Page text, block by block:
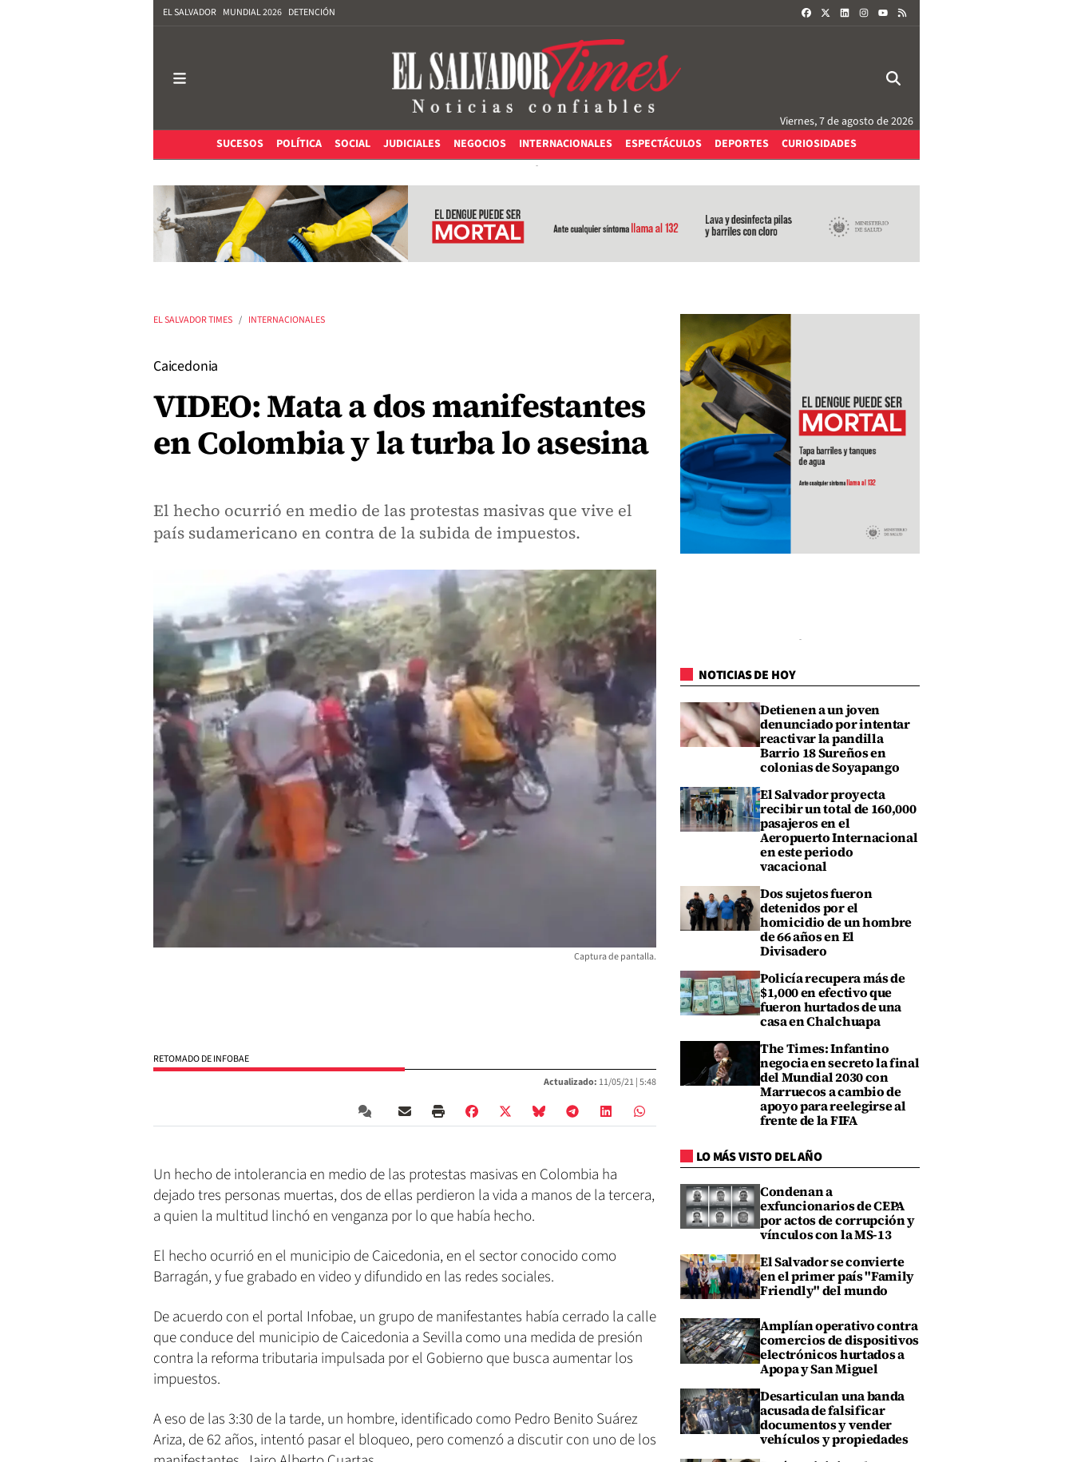
EL SALVADOR MUNDIAL 2026 DETENCIÓN FACEBOOKLINKEDININSTAGRAM
Viernes, 7 de agosto de 2026
SUCESOS
POLÍTICA SOCIAL JUDICIALES NEGOCIOS INTERNACIONALES ESPECTÁCULOS DEPORTES CURIOSIDADES
EL SALVADOR TIMES INTERNACIONALES
Caicedonia
VIDEO: Mata a dos manifestantes
en Colombia y la turba lo asesina
El hecho ocurrió en medio de las protestas masivas que vive el
país sudamericano en contra de la subida de impuestos.
Captura de pantalla.
RETOMADO DE INFOBAE
Actualizado: 11/05/21 |5:48
Un hecho de intolerancia en medio de las protestas masivas en Colombia ha
dejado tres personas muertas, dos de ellas perdieron la vida a manos de la tercera,
a quien la multitud linchó en venganza por lo que había hecho.
El hecho ocurrió en el municipio de Caicedonia, en el sector conocido como
Barragán, y fue grabado en video y difundido en las redes sociales.
De acuerdo con el portal Infobae, un grupo de manifestantes había cerrado la calle
que conduce del municipio de Caicedonia a Sevilla como una medida de presión
contra la reforma tributaria impulsada por el Gobierno que busca aumentar los
impuestos.
A eso de las 3:30 de la tarde, un hombre, identificado como Pedro Benito Suárez
Ariza, de 62 años, intentó pasar el bloqueo, pero comenzó a discutir con uno de los
NOTICIAS DE HOY
Detienen a un joven
denunciado por intentar
reactivar la pandilla
Barrio 18 Sureños en
colonias de Soyapango
El Salvador proyecta
recibir un total de 160,000
pasajeros en el
Aeropuerto Internacional
en este periodo
vacacional
Dos sujetos fueron
detenidos por el
homicidio de un hombre
de 66 años en El
Divisadero
Policía recupera más de
$1,000 en efectivo que
fueron hurtados de una
casa en Chalchuapa
The Times: Infantino
negocia en secreto la final
del Mundial 2030 con
Marruecos a cambio de
apoyo para reelegirse al
frente de la FIFA
LO MÁS VISTO DEL AÑO
Condenan a
exfuncionarios de CEPA
por actos de corrupción y
vínculos con la MS-13
El Salvador se convierte
en el primer país "Family
Friendly" del mundo
Amplían operativo contra
comercios de dispositivos
electrónicos hurtados a
Apopa y San Miguel
Desarticulan una banda
acusada de falsificar
documentos y vender
vehículos y propiedades